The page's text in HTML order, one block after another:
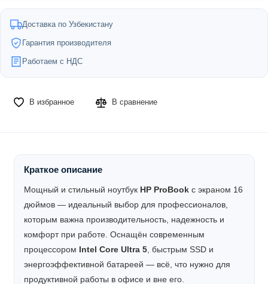
Доставка по Узбекистану
Гарантия производителя
Работаем с НДС
В избранное В сравнение
Краткое описание
Мощный и стильный ноутбук HP ProBookс экраном 16
дюймов — идеальный выбор для профессионалов,
которым важна производительность, надежность и
комфорт при работе. Оснащён современным
процессором
Intel Core Ultra 5, быстрым SSD и
энергоэффективной батареей — всё, что нужно для
продуктивной работы в офисе и вне его.